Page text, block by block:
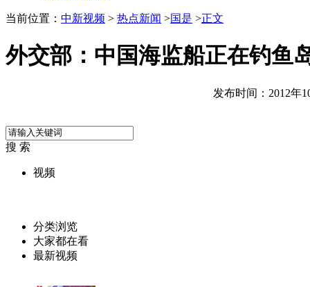
当前位置： 中新视频 > 热点新闻 >国是 >正文
外交部：中国海监船正在钓鱼
发布时间：2012年
搜 索
视频
分类浏览
大家都在看
最新视频